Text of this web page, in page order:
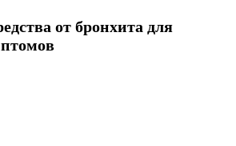
от бронхита для